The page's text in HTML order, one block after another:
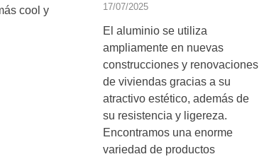
cool y
17/07/2025
El aluminio se utiliza
ampliamente en nuevas
construcciones y renovaciones
de viviendas gracias a su
atractivo estético, además de
su resistencia y ligereza.
Encontramos una enorme
variedad de productos